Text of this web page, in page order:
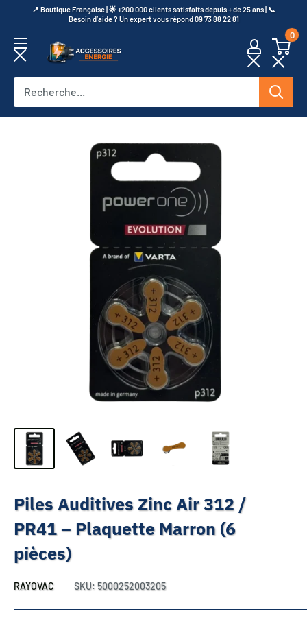
au
contenu
​📍​ Boutique Française | 🌟 +200 000 clients satisfaits depuis + de 25 ans | 📞​
Besoin d’aide ? Un expert vous répond 09 73 88 22 81
Accessoires
0
Piles Auditives Zinc Air 312 /
PR41 – Plaquette Marron (6
pièces)
RAYOVAC SKU: 5000252003205